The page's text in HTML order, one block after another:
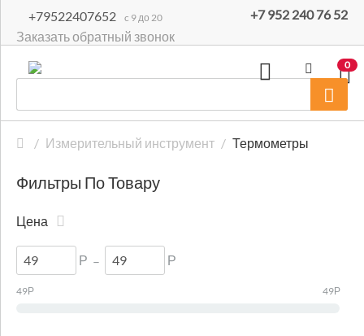
+79522407652 c 9 до 20
Заказать обратный звонок
+7 952 240 76 52
0
/ Измерительный инструмент / Термометры
Фильтры По Товару
Цена
Р – Р
49Р 49Р